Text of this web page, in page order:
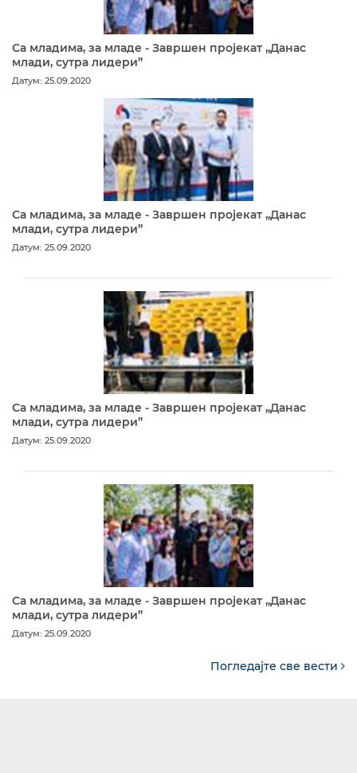
Са младима, за младе - Завршен пројекат „Данас
млади, сутра лидери”
Датум: 25.09.2020
Са младима, за младе - Завршен пројекат „Данас
млади, сутра лидери”
Датум: 25.09.2020
Са младима, за младе - Завршен пројекат „Данас
млади, сутра лидери”
Датум: 25.09.2020
Са младима, за младе - Завршен пројекат „Данас
млади, сутра лидери”
Датум: 25.09.2020
Погледајте све вести